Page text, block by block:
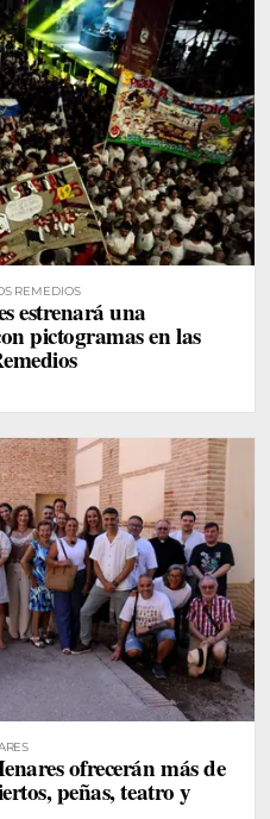
REMEDIOS
estrenará una
pictogramas en las
ofrecerán más de
peñas, teatro y